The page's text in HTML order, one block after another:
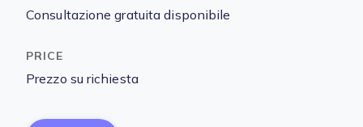
Consultazione gratuita disponibile
Prezzo su richiesta